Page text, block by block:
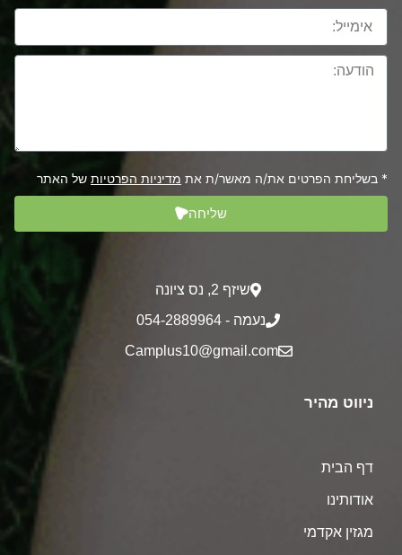
* בשליחת הפרטים את/ה מאשר/ת את מדיניות הפרטיות של האתר
שליחה
שיזף 2‎, נס ציונה
נעמה - 054-2889964
Camplus10@gmail.com
ניווט מהיר
דף הבית
אודותינו
מגזין אקדמי